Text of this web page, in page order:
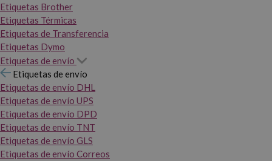
Etiquetas Brother
Etiquetas Térmicas
Etiquetas de Transferencia
Etiquetas Dymo
Etiquetas de envío
Etiquetas de envío
Etiquetas de envío DHL
Etiquetas de envío UPS
Etiquetas de envío DPD
Etiquetas de envío TNT
Etiquetas de envío GLS
Etiquetas de envío Correos